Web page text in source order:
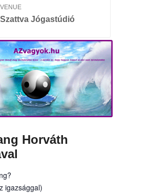
VENUE
Szattva Jógastúdió
Horváth
igazsággal)